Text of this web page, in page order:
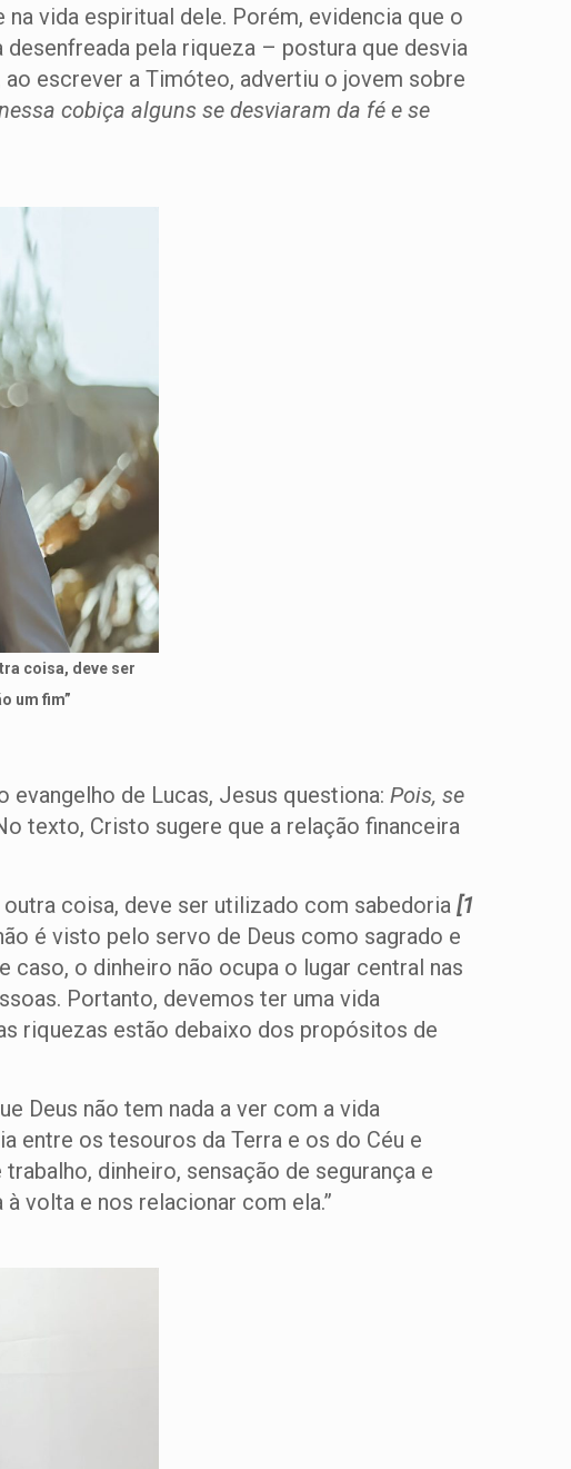
vida espiritual dele. Porém, evidencia que o
pela riqueza – postura que desvia
escrever a Timóteo, advertiu o jovem sobre
cobiça alguns se desviaram da fé e se
coisa, deve ser
um fim”
de Lucas, Jesus questiona: Pois, se
texto, Cristo sugere que a relação financeira
coisa, deve ser utilizado com sabedoria [1
é visto pelo servo de Deus como sagrado e
caso, o dinheiro não ocupa o lugar central nas
Portanto, devemos ter uma vida
riquezas estão debaixo dos propósitos de
Deus não tem nada a ver com a vida
entre os tesouros da Terra e os do Céu e
trabalho, dinheiro, sensação de segurança e
volta e nos relacionar com ela.”